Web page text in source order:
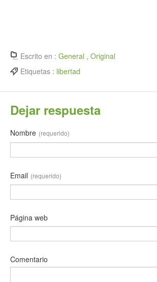
Escrito en : General , Original
Etiquetas : libertad
Dejar respuesta
Nombre (requerido)
Email (requerido)
Página web
Comentario